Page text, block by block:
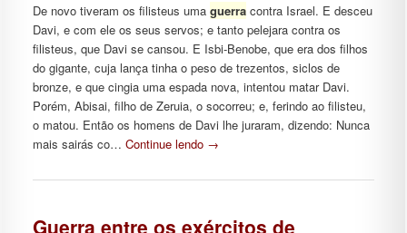
De novo tiveram os filisteus uma guerracontra Israel. E desceu
Davi, e com ele os seus servos; e tanto pelejara contra os
filisteus, que Davi se cansou. E Isbi-Benobe, que era dos filhos
do gigante, cuja lança tinha o peso de trezentos, siclos de
bronze, e que cingia uma espada nova, intentou matar Davi.
Porém, Abisai, filho de Zeruia, o socorreu; e, ferindo ao filisteu,
o matou. Então os homens de Davi lhe juraram, dizendo: Nunca
mais sairás co… Continue lendo →
Guerra entre os exércitos de